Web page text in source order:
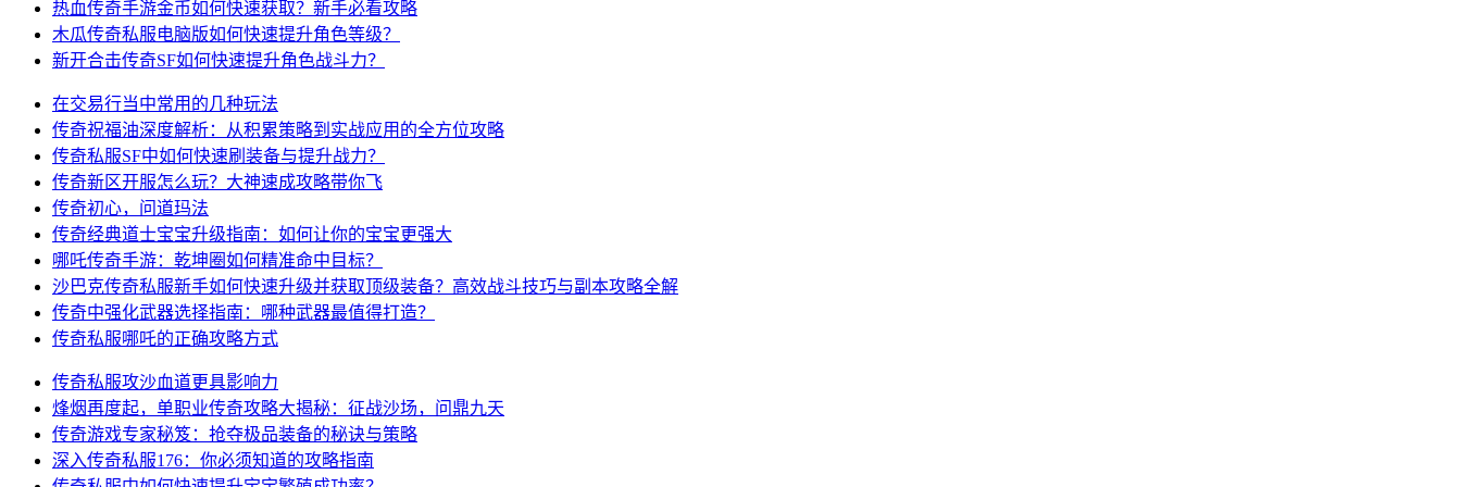
热血传奇手游金币如何快速获取？新手必看攻略
木瓜传奇私服电脑版如何快速提升角色等级？
新开合击传奇SF如何快速提升角色战斗力？
在交易行当中常用的几种玩法
传奇祝福油深度解析：从积累策略到实战应用的全方位攻略
传奇私服SF中如何快速刷装备与提升战力？
传奇新区开服怎么玩？大神速成攻略带你飞
传奇初心，问道玛法
传奇经典道士宝宝升级指南：如何让你的宝宝更强大
哪吒传奇手游：乾坤圈如何精准命中目标？
沙巴克传奇私服新手如何快速升级并获取顶级装备？高效战斗技巧与副本攻略全解
传奇中强化武器选择指南：哪种武器最值得打造？
传奇私服哪吒的正确攻略方式
传奇私服攻沙血道更具影响力
烽烟再度起，单职业传奇攻略大揭秘：征战沙场，问鼎九天
传奇游戏专家秘笈：抢夺极品装备的秘诀与策略
深入传奇私服176：你必须知道的攻略指南